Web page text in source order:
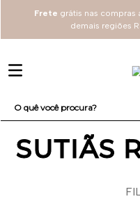
Frete grátis nas compras
demais regiões
SUTIÃS
TERMOS MAIS